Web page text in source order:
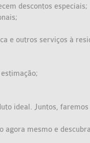
descontos especiais;
e outros serviços à
ideal. Juntos,
agora mesmo e